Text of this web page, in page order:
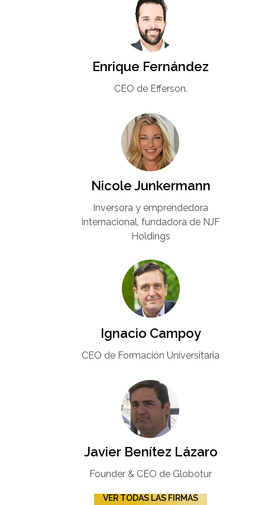
Enrique Fernández
CEO de Efferson.
Nicole Junkermann​
Inversora y emprendedora
internacional, fundadora de NJF
Holdings
Ignacio Campoy​
CEO de Formación Universitaria​
Javier Benítez Lázaro
Founder & CEO de Globotur​
VER TODAS LAS FIRMAS